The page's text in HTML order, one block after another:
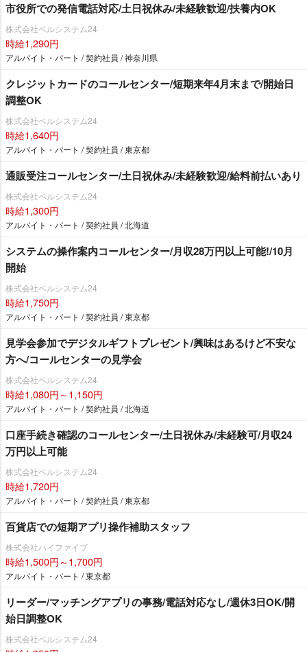
市役所での発信電話対応/土日祝休み/未経験歓迎/扶養内OK
株式会社ベルシステム24
時給1,290円
アルバイト・パート / 契約社員 / 神奈川県
クレジットカードのコールセンター/短期来年4月末まで/開始日
調整OK
株式会社ベルシステム24
時給1,640円
アルバイト・パート / 契約社員 / 東京都
通販受注コールセンター/土日祝休み/未経験歓迎/給料前払いあり
株式会社ベルシステム24
時給1,300円
アルバイト・パート / 契約社員 / 北海道
システムの操作案内コールセンター/月収28万円以上可能!/10月
開始
株式会社ベルシステム24
時給1,750円
アルバイト・パート / 契約社員 / 東京都
見学会参加でデジタルギフトプレゼント/興味はあるけど不安な
方へ/コールセンターの見学会
株式会社ベルシステム24
時給1,080円～1,150円
アルバイト・パート / 契約社員 / 北海道
口座手続き確認のコールセンター/土日祝休み/未経験可/月収24
万円以上可能
株式会社ベルシステム24
時給1,720円
アルバイト・パート / 契約社員 / 東京都
百貨店での短期アプリ操作補助スタッフ
株式会社ハイファイブ
時給1,500円～1,700円
アルバイト・パート / 東京都
リーダー/マッチングアプリの事務/電話対応なし/週休3日OK/開
始日調整OK
株式会社ベルシステム24